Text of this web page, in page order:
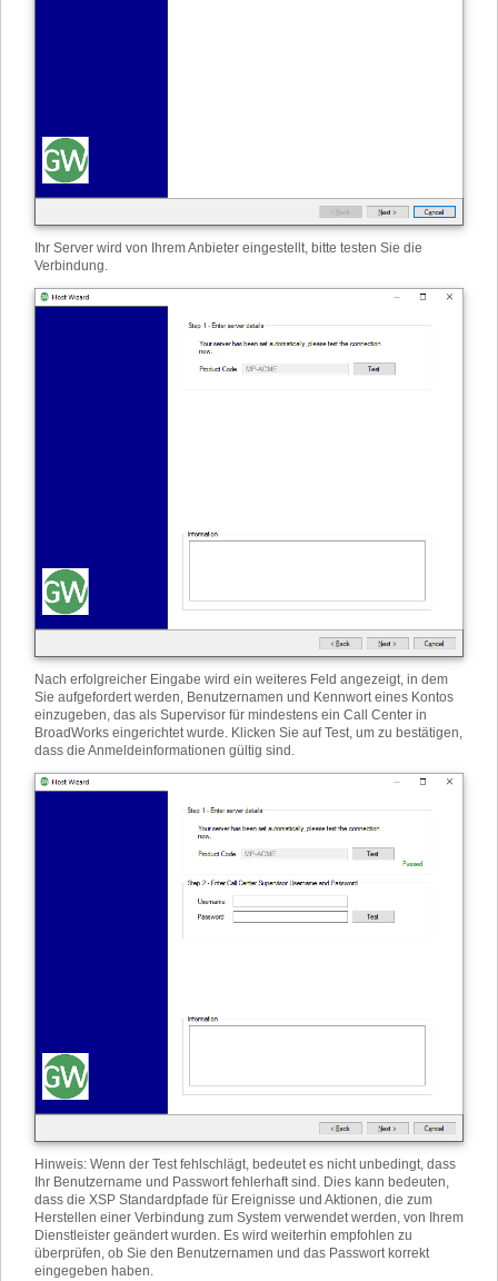
Ihr Server wird von Ihrem Anbieter eingestellt, bitte testen Sie die
Verbindung.
Nach erfolgreicher Eingabe wird ein weiteres Feld angezeigt, in dem
Sie aufgefordert werden, Benutzernamen und Kennwort eines Kontos
einzugeben, das als Supervisor für mindestens ein Call Center in
BroadWorks eingerichtet wurde. Klicken Sie auf Test, um zu bestätigen,
dass die Anmeldeinformationen gültig sind.
Hinweis: Wenn der Test fehlschlägt, bedeutet es nicht unbedingt, dass
Ihr Benutzername und Passwort fehlerhaft sind. Dies kann bedeuten,
dass die XSP Standardpfade für Ereignisse und Aktionen, die zum
Herstellen einer Verbindung zum System verwendet werden, von Ihrem
Dienstleister geändert wurden. Es wird weiterhin empfohlen zu
überprüfen, ob Sie den Benutzernamen und das Passwort korrekt
eingegeben haben.